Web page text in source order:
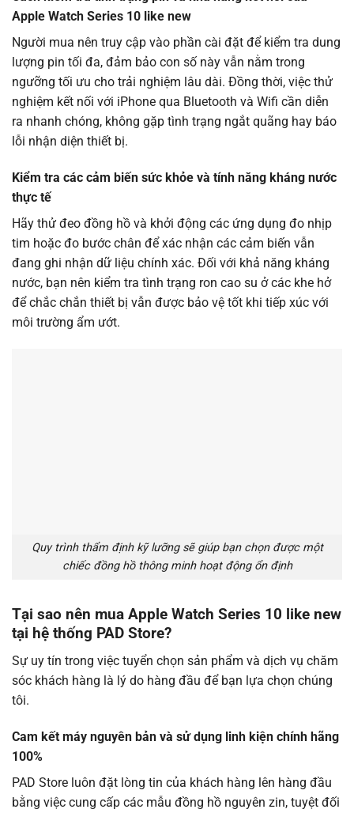
Apple Watch Series 10 like new
Người mua nên truy cập vào phần cài đặt để kiểm tra dung
lượng pin tối đa, đảm bảo con số này vẫn nằm trong
ngưỡng tối ưu cho trải nghiệm lâu dài. Đồng thời, việc thử
nghiệm kết nối với iPhone qua Bluetooth và Wifi cần diễn
ra nhanh chóng, không gặp tình trạng ngắt quãng hay báo
lỗi nhận diện thiết bị.
Kiểm tra các cảm biến sức khỏe và tính năng kháng nước
thực tế
Hãy thử đeo đồng hồ và khởi động các ứng dụng đo nhịp
tim hoặc đo bước chân để xác nhận các cảm biến vẫn
đang ghi nhận dữ liệu chính xác. Đối với khả năng kháng
nước, bạn nên kiểm tra tình trạng ron cao su ở các khe hở
để chắc chắn thiết bị vẫn được bảo vệ tốt khi tiếp xúc với
môi trường ẩm ướt.
Quy trình thẩm định kỹ lưỡng sẽ giúp bạn chọn được một
chiếc đồng hồ thông minh hoạt động ổn định
Tại sao nên mua Apple Watch Series 10 like new
tại hệ thống PAD Store?
Sự uy tín trong việc tuyển chọn sản phẩm và dịch vụ chăm
sóc khách hàng là lý do hàng đầu để bạn lựa chọn chúng
tôi.
Cam kết máy nguyên bản và sử dụng linh kiện chính hãng
100%
PAD Store luôn đặt lòng tin của khách hàng lên hàng đầu
bằng việc cung cấp các mẫu đồng hồ nguyên zin, tuyệt đối